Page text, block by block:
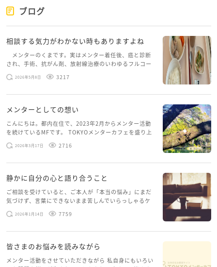
法を一緒に考えてもらえるかもしれません。
適切なお答えや日本語になっていないかもしれません
ブログ
相談する気力がわかない時もありますよね
メンターのくまです。実はメンター着任後、癌と診断
され、手術、抗がん剤、放射線治療のいわゆるフルコー
スを体験していて、しばらくメンターカフェに来られて
いませんでした。体力だけでなく、気力も落ちパソコン
2026年5月8日 3217
メンターとしての想い
こんにちは。都内在住で、2023年2月からメンター活動
を続けているMFです。 TOKYOメンターカフェを盛り上
げたいという想いから、勇気を出して初めてブログを投
稿してみようと思います。少し自分のことを書いてみま
2026年3月17日 2716
静かに自分の心と語り合うこと
ご相談を受けていると、ご本人が「本当の悩み」にまだ
気づけず、言葉にできないまま苦しんでいらっしゃるケ
ースがありますお悩みというのは、心の深いところ（深
層心理）に触れることで、まったく違う角度から解決の
2026年1月14日 7759
皆さまのお悩みを読みながら
メンター活動をさせていただきながら 私自身にもいろい